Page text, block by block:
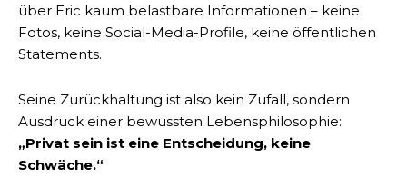
über Eric kaum belastbare Informationen – keine
Fotos, keine Social-Media-Profile, keine öffentlichen
Statements.
Seine Zurückhaltung ist also kein Zufall, sondern
Ausdruck einer bewussten Lebensphilosophie:
„Privat sein ist eine Entscheidung, keine
Schwäche.“